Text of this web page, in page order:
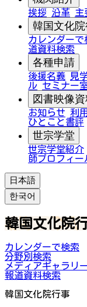
挨拶 沿革 主
韓国文化
カレンダーで
道資料検索
各種申請
後援名義 見
ル セミナー
図書映像
お知らせ 利
ひとこと書評
世宗学堂
世宗学堂紹介
師プロフィー
日本語
한국어
韓国文化院
カレンダーで検索
分野別検索
メディアギャラリ
報道資料検索
韓国文化院行事